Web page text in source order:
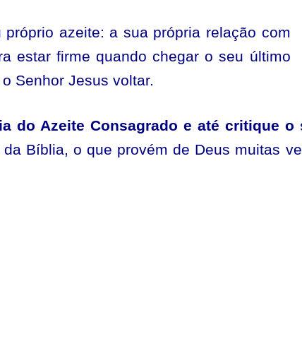
azeite: a sua própria relação com
estar firme quando chegar o seu último
Senhor Jesus voltar.
do Azeite Consagrado e até critique o
Bíblia, o que provém de Deus muitas